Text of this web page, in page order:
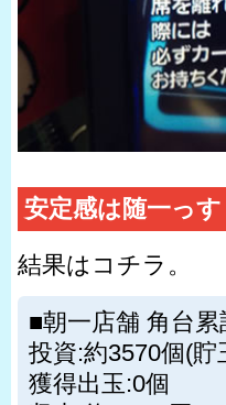
安定感は随一っす
結果はコチラ。
■朝一店舗 角台累
投資:約3570個(貯
獲得出玉:0個